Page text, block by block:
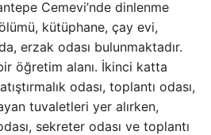
Cemevi’nde dinlenme
kütüphane, çay evi,
erzak odası bulunmaktadır.
öğretim alanı. İkinci katta
odası, toplantı odası,
tuvaletleri yer alırken,
sekreter odası ve toplantı